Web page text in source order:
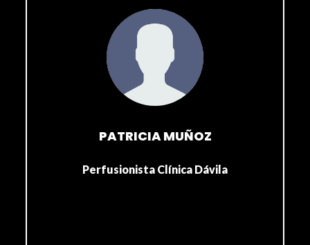
PATRICIA MUÑOZ
Perfusionista Clínica Dávila